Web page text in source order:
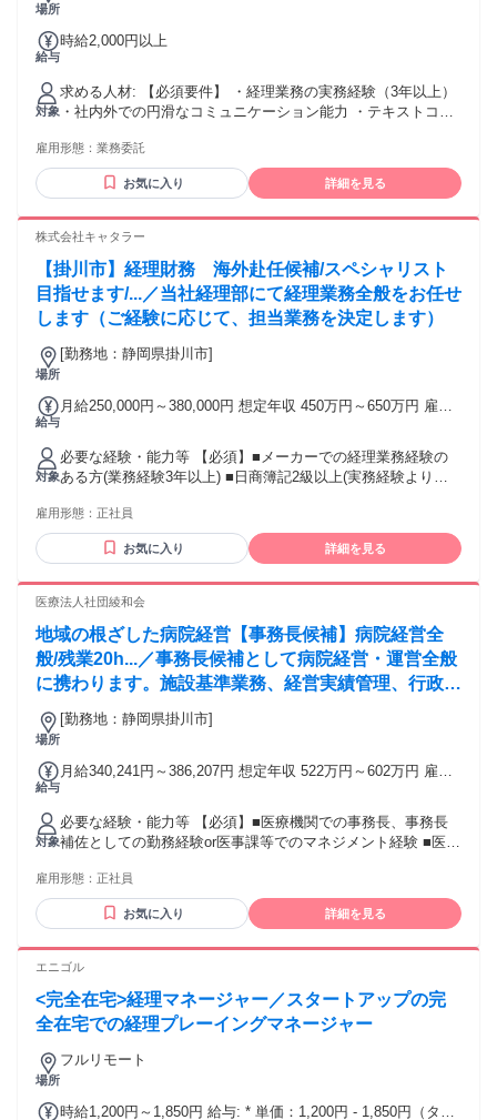
場所
給与
時給2,000円以上
対象
求める人材: 【必須要件】 ・経理業務の実務経験（3年以上）
・社内外での円滑なコミュニケーション能力 ・テキストコミ
多様のツール利用に抵抗がない ・マニュアルや簡易提案書等
の作成ができる方 【歓迎要件】 ・クライアントワーク経験
（1年以上） ・お一人で月次決算、年次決算を担当した経理経
な環境】（ご契約後の準備・設定でも可） ・自身のみが使用
環境：速度10Mbps以上 （※４） ・有料のセキュリティソフ
ト ＜注意事項＞ ※１：原則製造から３年以内のパソコン機器
をご使用ください。製造から8年以上経過している機器は不可
です。 ※２：WindowsOSをご使用される場合は、Microsoft
社のサポート対象内のOSをご使用ください。（Windows11以
業務に使用する基本的なWebサイトにアクセスが難しい国に
雇用形態： 業務委託
お気に入り 詳細を見る
株式会社キャタラー
【掛川市】経理財務 海外赴任候補/スペシャリスト
目指せます/...／当社経理部にて経理業務全般をお任せ
します（ご経験に応じて、担当業務を決定します）
場所
[勤務地：静岡県掛川市]
給与
月給250,000円～380,000円 想定年収 450万円～650万円 雇用
給￥250,000～￥380,000 基本給￥250,000～￥380,000を含む/
月 ■賞与実績:年2回：昨年度実績5.2ヶ月 諸手当：通勤手当
（会社規定に基づき支給）、残業手当（残業時間に応じて別
途支給） 試用期間 有 期間：3ヶ月 備考：変更無
対象
必要な経験・能力等 【必須】■メーカーでの経理業務経験の
ある方(業務経験3年以上) ■日商簿記2級以上(実務経験より相
者（英語圏） ■棚卸資産管理や原価計算の業務経験のある方 ■
海外子会社の事業管理経験のある方 学歴・資格 学歴：大学院
大学 高専 語学力： 資格：日商簿記検定2級 日商簿記検定1級
雇用形態： 正社員
お気に入り 詳細を見る
医療法人社団綾和会
地域の根ざした病院経営【事務長候補】病院経営全
般/残業20h...／事務長候補として病院経営・運営全般
に携わります。施設基準業務、経営実績管理、行政監
査対応、各部署とりまとめ、人事採用管理など幅広い
管理業務をお任せいたします。
場所
[勤務地：静岡県掛川市]
給与
月給340,241円～386,207円 想定年収 522万円～602万円 雇用
給￥340,241～￥386,207 基本給￥278,241～￥324,207 諸手当
￥62,000～を含む/月 ■賞与実績:年2回 諸手当：通勤手当（会
社規定に基づき支給） 試用期間 有 期間：3ヶ月 備考：変更無
対象
必要な経験・能力等 【必須】■医療機関での事務長、事務長
補佐としての勤務経験or医事課等でのマネジメント経験 ■医
ミュニケーション能力 ■基本的なPCスキル 【魅力】■残業時
間は1日1時間程度で働き方◎ ■地域を支える病院ならではの
地域と密に連携したイベントや企画を経験できる ■労働基準
ションです 学歴・資格 学歴：大学院 大学 高専 短大 専修学校
雇用形態： 正社員
お気に入り 詳細を見る
エニゴル
<完全在宅>経理マネージャー／スタートアップの完
全在宅での経理プレーイングマネージャー
場所
フルリモート
時給1,200円～1,850円 給与: * 単価：1,200円 - 1,850円（タス